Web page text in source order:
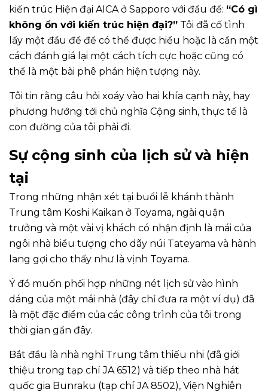
kiến trúc Hiện đại AICA ở Sapporo với đầu đề: “Có gì
không ổn với kiến trúc hiện đại?” Tôi đã cố tình
lấy một đầu đề để có thể được hiểu hoặc là cần một
cách đánh giá lại một cách tích cực hoặc cũng có
thể là một bài phê phán hiện tượng này.
Tôi tin rằng câu hỏi xoáy vào hai khía cạnh này, hay
phương hướng tới chủ nghĩa Cộng sinh, thực tế là
con đường của tôi phải đi.
Sự cộng sinh của lịch sử và hiện
tại
Trong những nhận xét tại buổi lễ khánh thành
Trung tâm Koshi Kaikan ở Toyama, ngài quận
trưởng và một vài vị khách có nhận định là mái của
ngôi nhà biểu tượng cho dãy núi Tateyama và hành
lang gợi cho thấy như là vịnh Toyama.
Ý đồ muốn phối hợp những nét lịch sử vào hình
dáng của một mái nhà (đây chỉ đưa ra một ví dụ) đã
là một đặc điểm của các công trình của tôi trong
thời gian gần đây.
Bắt đầu là nhà nghỉ Trung tâm thiếu nhi (đã giới
thiệu trong tạp chí JA 6512) và tiếp theo nhà hát
quốc gia Bunraku (tạp chí JA 8502), Viện Nghiên